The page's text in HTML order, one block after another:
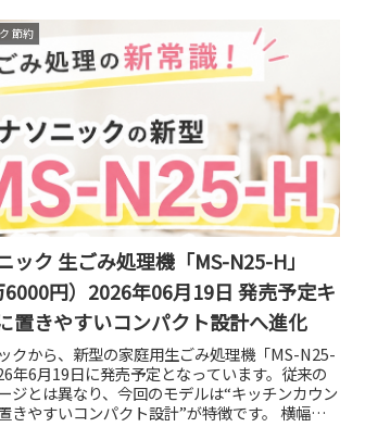
節約
ック 生ごみ処理機「MS-N25-H」
6000円）2026年06月19日 発売予定キ
置きやすいコンパクト設計へ進化
クから、新型の家庭用生ごみ処理機「MS-N25-
年6月19日に発売予定となっています。従来の
ジとは異なり、今回のモデルは“キッチンカウン
きやすいコンパクト設計”が特徴です。 横幅